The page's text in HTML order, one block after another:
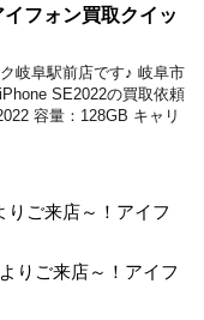
フォン買取クイッ
岐阜駅前店です♪ 岐阜市
SE2022の買取依頼
容量：128GB キャリ
りご来店～！アイフ
りご来店～！アイフ